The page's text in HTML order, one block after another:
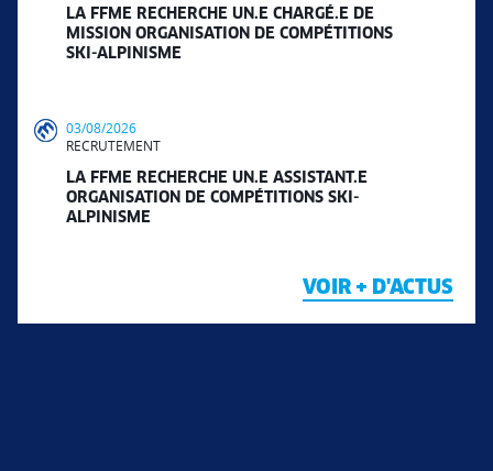
LA FFME RECHERCHE UN.E CHARGÉ.E DE
MISSION ORGANISATION DE COMPÉTITIONS
SKI-ALPINISME
03/08/2026
RECRUTEMENT
LA FFME RECHERCHE UN.E ASSISTANT.E
ORGANISATION DE COMPÉTITIONS SKI-
ALPINISME
VOIR + D'ACTUS